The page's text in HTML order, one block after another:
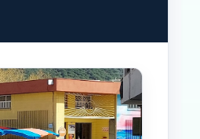
InicioParadas intermedias
Final